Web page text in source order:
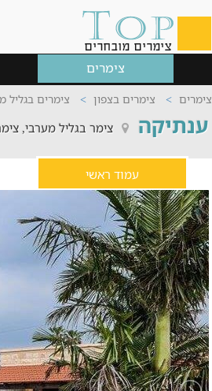
צימרים
צימרים צימרים בצפון צימרים בגליל
ענתיקה צימר בגליל מערבי,
עמוד ראשי